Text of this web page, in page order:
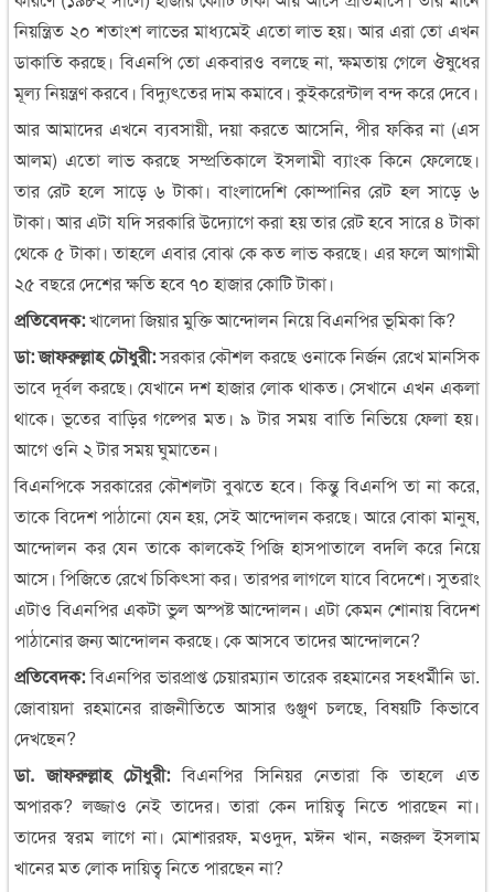
নিয়ন্ত্রিত ২০ শতাংশ লাভের মাধ্যমেই এতো লাভ হয়। আর এরা তো এখন
ডাকাতি করছে। বিএনপি তো একবারও বলছে না, ক্ষমতায় গেলে ঔষুধের
মূল্য নিয়ন্ত্রণ করবে। বিদ্যুৎতের দাম কমাবে। কুইকরেন্টাল বন্দ করে দেবে।
আর আমাদের এখনে ব্যবসায়ী, দয়া করতে আসেনি, পীর ফকির না (এস
আলম) এতো লাভ করছে সম্প্রতিকালে ইসলামী ব্যাংক কিনে ফেলেছে।
তার রেট হলে সাড়ে ৬ টাকা। বাংলাদেশি কোম্পানির রেট হল সাড়ে ৬
টাকা। আর এটা যদি সরকারি উদ্যোগে করা হয় তার রেট হবে সারে ৪ টাকা
থেকে ৫ টাকা। তাহলে এবার বোঝ কে কত লাভ করছে। এর ফলে আগামী
২৫ বছরে দেশের ক্ষতি হবে ৭০ হাজার কোটি টাকা।
প্রতিবেদক:খালেদা জিয়ার মুক্তি আন্দোলন নিয়ে বিএনপির ভূমিকা কি?
ডা: জাফরুল্লাহ চৌধুরী:সরকার কৌশল করছে ওনাকে নির্জন রেখে মানসিক
ভাবে দূর্বল করছে। যেখানে দশ হাজার লোক থাকত। সেখানে এখন একলা
থাকে। ভূতের বাড়ির গল্পের মত। ৯ টার সময় বাতি নিভিয়ে ফেলা হয়।
আগে ওনি ২ টার সময় ঘুমাতেন।
বিএনপিকে সরকারের কৌশলটা বুঝতে হবে। কিন্তু বিএনপি তা না করে,
তাকে বিদেশ পাঠানো যেন হয়, সেই আন্দোলন করছে। আরে বোকা মানুষ,
আন্দোলন কর যেন তাকে কালকেই পিজি হাসপাতালে বদলি করে নিয়ে
আসে। পিজিতে রেখে চিকিৎসা কর। তারপর লাগলে যাবে বিদেশে। সুতরাং
এটাও বিএনপির একটা ভুল অস্পষ্ট আন্দোলন। এটা কেমন শোনায় বিদেশ
পাঠানোর জন্য আন্দোলন করছে। কে আসবে তাদের আন্দোলনে?
প্রতিবেদক:বিএনপির ভারপ্রাপ্ত চেয়ারম্যান তারেক রহমানের সহধর্মীনি ডা.
জোবায়দা রহমানের রাজনীতিতে আসার গুঞ্জুণ চলছে, বিষয়টি কিভাবে
দেখছেন?
ডা. জাফরুল্লাহ চৌধুরী: বিএনপির সিনিয়র নেতারা কি তাহলে এত
অপারক? লজ্জাও নেই তাদের। তারা কেন দায়িত্ব নিতে পারছেন না।
তাদের স্বরম লাগে না। মোশাররফ, মওদুদ, মঈন খান, নজরুল ইসলাম
খানের মত লোক দায়িত্ব নিতে পারছেন না?